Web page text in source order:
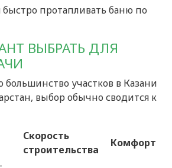
быстро протапливать баню по
ВЫБРАТЬ ДЛЯ
большинство участков в Казани
выбор обычно сводится к
Скорость
строительства
Комфорт